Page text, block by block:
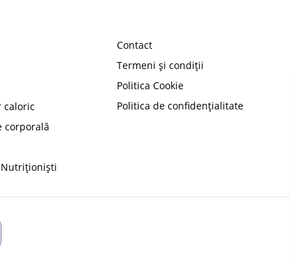
caloric
corporală
Contact
Termeni și condiții
Politica Cookie
Politica de confidențialitate
PROTO41
reducere la orice